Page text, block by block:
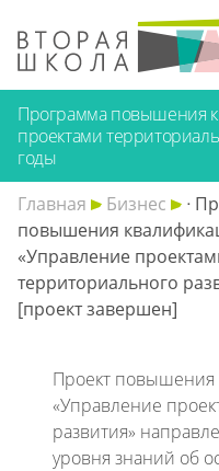
Программа повышения
проектами
годы
Главная
Бизнес
ᐧ
повышения
«Управление
территориального
[проект завершен]
Проект повышения
«Управление
развития»
уровня знаний об